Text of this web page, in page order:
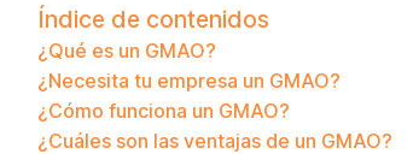
Índice de contenidos
¿Qué es un GMAO?
¿Necesita tu empresa un GMAO?
¿Cómo funciona un GMAO?
¿Cuáles son las ventajas de un GMAO?